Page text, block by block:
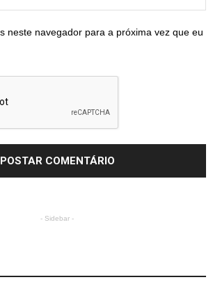
neste navegador para a próxima vez que eu
- Sidebar -